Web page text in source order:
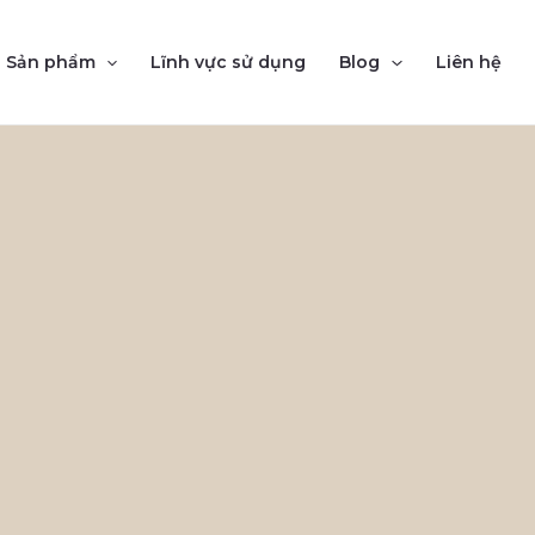
Sản phẩm Lĩnh vực sử dụng Blog Liên hệ